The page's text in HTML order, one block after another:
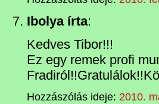
Ibolya írta:
Kedves Tibor!!!
Ez egy remek profi
Hozzászólás ideje: 2010.